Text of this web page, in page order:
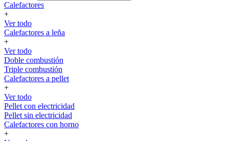
Calefactores
+
Ver todo
Calefactores a leña
+
Ver todo
Doble combustión
Triple combustión
Calefactores a pellet
+
Ver todo
Pellet con electricidad
Pellet sin electricidad
Calefactores con horno
+